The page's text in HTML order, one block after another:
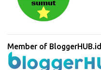
Member of BloggerHUB.id